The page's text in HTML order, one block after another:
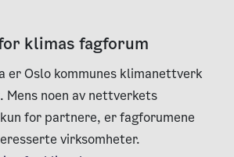
klimas fagforum
er Oslo kommunes klimanettverk
noen av nettverkets
for partnere, er fagforumene
virksomheter.